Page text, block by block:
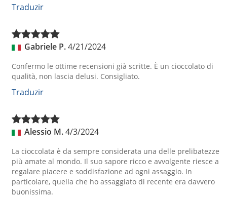
Traduzir
Gabriele P.4/21/2024
Confermo le ottime recensioni già scritte. È un cioccolato di
qualità, non lascia delusi. Consigliato.
Traduzir
Alessio M.4/3/2024
La cioccolata è da sempre considerata una delle prelibatezze
più amate al mondo. Il suo sapore ricco e avvolgente riesce a
regalare piacere e soddisfazione ad ogni assaggio. In
particolare, quella che ho assaggiato di recente era davvero
buonissima.